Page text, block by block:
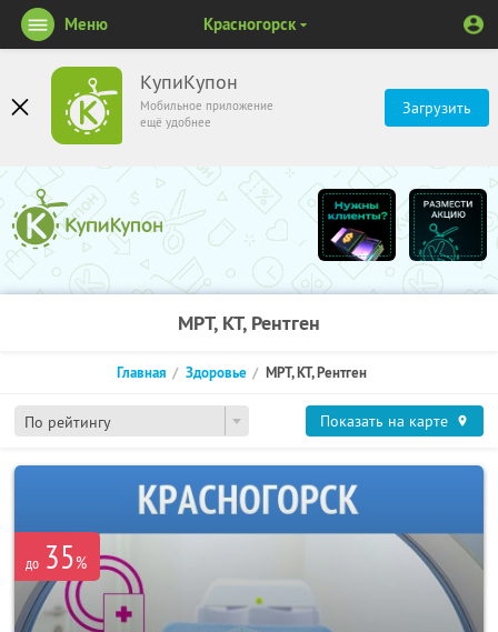
КупиКупон
Мобильное приложение
ещё удобнее
Загрузить
Меню Красногорск
МРТ, КТ, Рентген
По рейтингу
Главная Здоровье МРТ, КТ, Рентген
Показать на карте
до 35%